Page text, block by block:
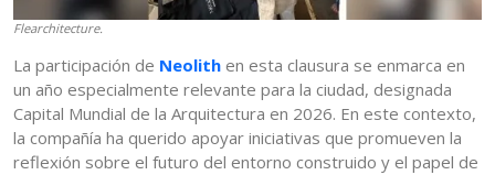
Flearchitecture.
La participación de Neolith en esta clausura se enmarca en
un año especialmente relevante para la ciudad, designada
Capital Mundial de la Arquitectura en 2026. En este contexto,
la compañía ha querido apoyar iniciativas que promueven la
reflexión sobre el futuro del entorno construido y el papel de